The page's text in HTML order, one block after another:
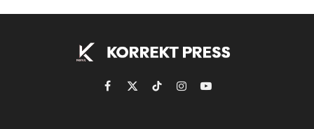
Facebook
X
TikTokInstagramYouTube